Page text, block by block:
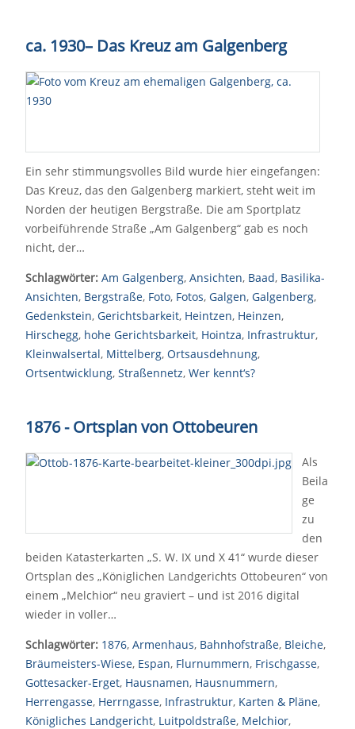
ca. 1930– Das Kreuz am Galgenberg
Ein sehr stimmungsvolles Bild wurde hier eingefangen:
Das Kreuz, das den Galgenberg markiert, steht weit im
Norden der heutigen Bergstraße. Die am Sportplatz
vorbeiführende Straße „Am Galgenberg“ gab es noch
nicht, der…
Schlagwörter: Am Galgenberg, Ansichten, Baad, Basilika-
Ansichten, Bergstraße, Foto, Fotos, Galgen, Galgenberg,
Gedenkstein, Gerichtsbarkeit, Heintzen, Heinzen,
Hirschegg, hohe Gerichtsbarkeit, Hointza, Infrastruktur,
Kleinwalsertal, Mittelberg, Ortsausdehnung,
Ortsentwicklung, Straßennetz, Wer kennt‘s?
1876 - Ortsplan von Ottobeuren
Als
Beila
ge
zu
den
beiden Katasterkarten „S. W. IX und X 41“ wurde dieser
Ortsplan des „Königlichen Landgerichts Ottobeuren“ von
einem „Melchior“ neu graviert – und ist 2016 digital
wieder in voller…
Schlagwörter: 1876, Armenhaus, Bahnhofstraße, Bleiche,
Bräumeisters-Wiese, Espan, Flurnummern, Frischgasse,
Gottesacker-Erget, Hausnamen, Hausnummern,
Herrengasse, Herrngasse, Infrastruktur, Karten & Pläne,
Königliches Landgericht, Luitpoldstraße, Melchior,